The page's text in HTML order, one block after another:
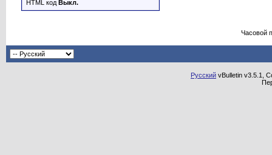
HTML код Выкл.
Часовой
Русский vBulletin v3.5.1,